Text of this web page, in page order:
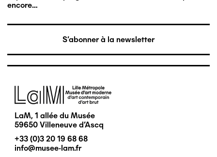
encore…
S'abonner à la newsletter
Image
LaM, 1 allée du Musée
59650 Villeneuve d'Ascq
+33 (0)3 20 19 68 68
info@musee-lam.fr